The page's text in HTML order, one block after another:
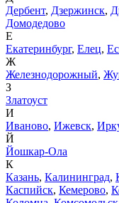
Дербент, Дзержинск,
Домодедово
Е
Екатеринбург, Елец,
Ж
Железнодорожный,
З
Златоуст
И
Иваново, Ижевск,
Й
Йошкар-Ола
К
Казань, Калининград,
Каспийск, Кемерово,